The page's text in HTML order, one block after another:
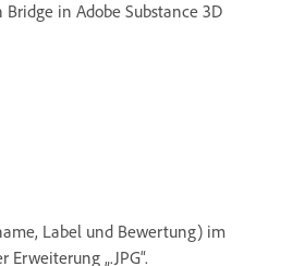
in Adobe Substance 3D
Label und Bewertung) im
„.JPG“.